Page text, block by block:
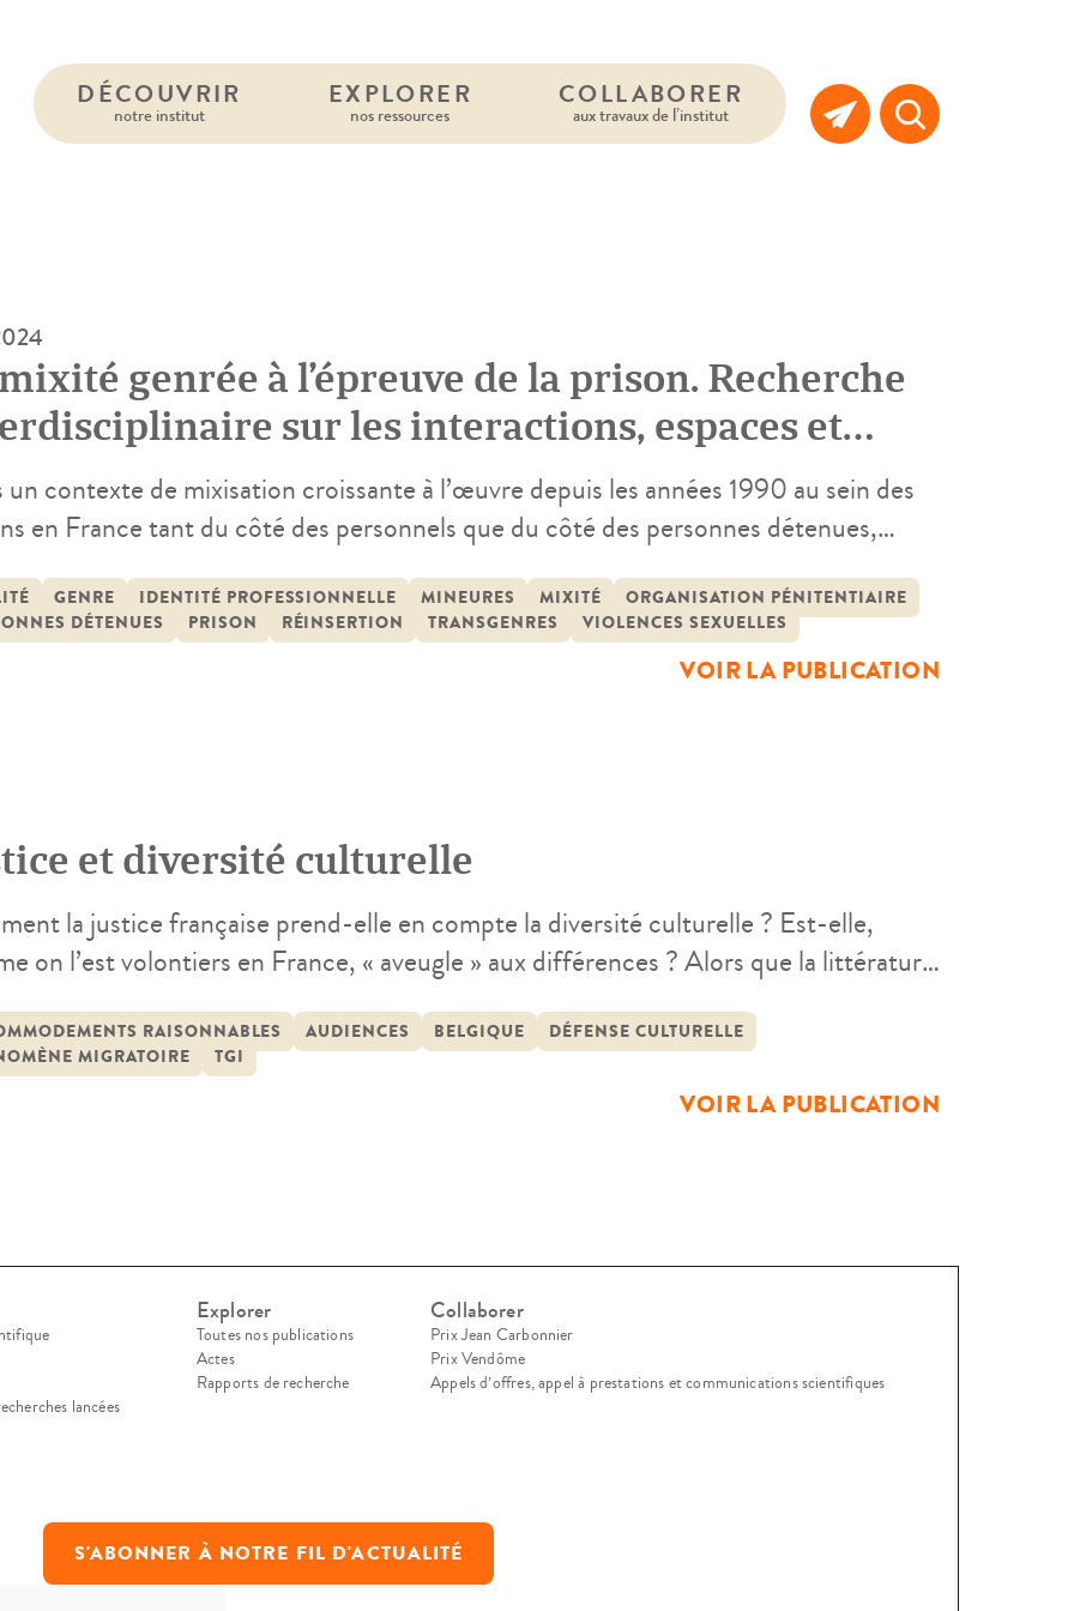
DÉCOUVRIR
notre institut
EXPLORER
nos ressources
COLLABORER
aux travaux de l’institut
genrée à l’épreuve de la prison. Recherche
sur les interactions, espaces et
mixtes en détention
un contexte de mixisation croissante à l’œuvre depuis les années 1990 au sein des
en France tant du côté des personnels que du côté des personnes détenues,
les transformations et les résistances associées. À partir d’une démarche
(droit, […]
GENRE IDENTITÉ PROFESSIONNELLE MINEURES MIXITÉ
ORGANISATION PÉNITENTIAIRE
DÉTENUES
PRISON RÉINSERTION TRANSGENRES VIOLENCES SEXUELLES
VOIR LA PUBLICATION
et diversité culturelle
la justice française prend-elle en compte la diversité culturelle ? Est-elle,
on l’est volontiers en France, « aveugle » aux différences ? Alors que la littérature
», ou dans des domaines plus ordinaires de la vie quotidienne, avec les
raisonnables », la question […]
RAISONNABLES AUDIENCES BELGIQUE
DÉFENSE CULTURELLE
MIGRATOIRE
TGI
VOIR LA PUBLICATION
lancées
Explorer
Toutes nos publications
Actes
Rapports de recherche
Collaborer
Prix Jean Carbonnier
Prix Vendôme
Appels d’offres, appel à prestations et communications scientifiques
S'ABONNER À NOTRE FIL D'ACTUALITÉ